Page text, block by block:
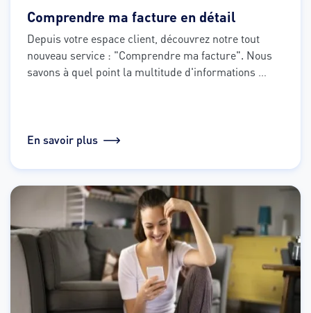
Comprendre ma facture en détail
Depuis votre espace client, découvrez notre tout
nouveau service : "Comprendre ma facture". Nous
savons à quel point la multitude d'informations
aider à décrypter chaque détail de votre facture en
En savoir plus